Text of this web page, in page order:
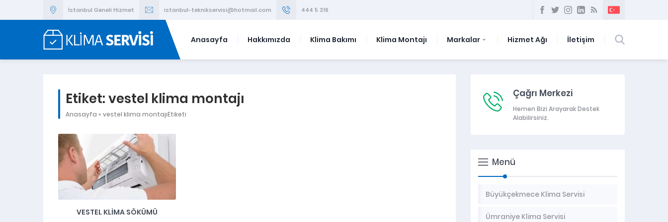
İstanbul Geneli Hizmet istanbul-teknikservisi@hotmail.com 444 5 316
Anasayfa Hakkımızda Klima Bakımı Klima Montajı Markalar Hizmet Ağı İletişim
Etiket:vestel klima montajı
Anasayfa » vestel klima montajıEtiketi
VESTEL KLIMA SÖKÜMÜ
Çağrı Merkezi
Hemen Bizi Arayarak Destek
Alabilirsiniz.
Menü
Büyükçekmece Klima Servisi
Ümraniye Klima Servisi